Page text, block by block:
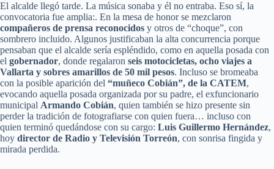
El alcalde llegó tarde. La música sonaba y él no entraba. Eso sí, la
convocatoria fue amplia:. En la mesa de honor se mezclaron
compañeros de prensa reconocidos y otros de “choque”, con
sombrero incluido. Algunos justificaban la alta concurrencia porque
pensaban que el alcalde sería espléndido, como en aquella posada con
el gobernador, donde regalaron seis motocicletas, ocho viajes a
Vallarta y sobres amarillos de 50 mil pesos. Incluso se bromeaba
con la posible aparición del “muñeco Cobián”, de la CATEM,
evocando aquella posada organizada por su padre, el exfuncionario
municipal Armando Cobián, quien también se hizo presente sin
perder la tradición de fotografiarse con quien fuera… incluso con
quien terminó quedándose con su cargo: Luis Guillermo Hernández,
hoy director de Radio y Televisión Torreón, con sonrisa fingida y
mirada perdida.